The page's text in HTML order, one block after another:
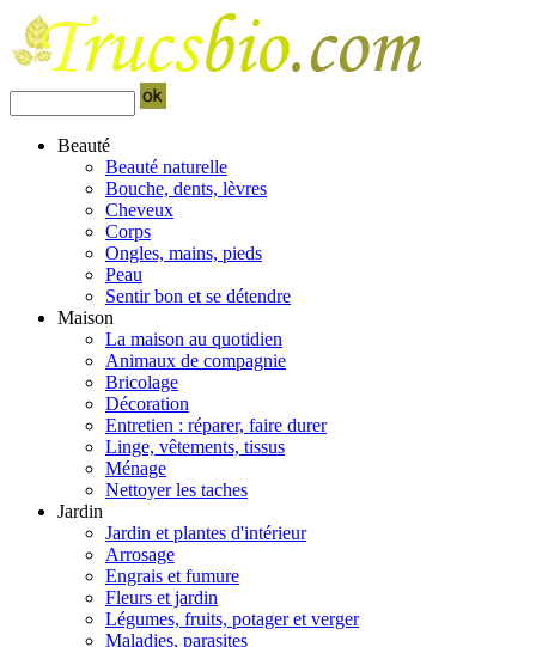
Beauté
Beauté naturelle
Bouche, dents, lèvres
Cheveux
Corps
Ongles, mains, pieds
Peau
Sentir bon et se détendre
Maison
La maison au quotidien
Animaux de compagnie
Bricolage
Décoration
Entretien : réparer, faire durer
Linge, vêtements, tissus
Ménage
Nettoyer les taches
Jardin
Jardin et plantes d'intérieur
Arrosage
Engrais et fumure
Fleurs et jardin
Légumes, fruits, potager et verger
Maladies, parasites